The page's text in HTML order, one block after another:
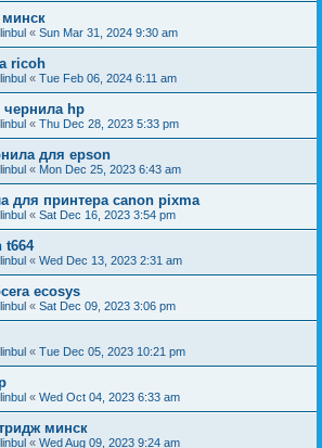
« Sun Mar 31, 2024 9:30 am
ricoh
« Tue Feb 06, 2024 6:11 am
hp
« Thu Dec 28, 2023 5:33 pm
для epson
« Mon Dec 25, 2023 6:43 am
для принтера canon pixma
« Sat Dec 16, 2023 3:54 pm
t664
« Wed Dec 13, 2023 2:31 am
ecosys
« Sat Dec 09, 2023 3:06 pm
« Tue Dec 05, 2023 10:21 pm
« Wed Oct 04, 2023 6:33 am
минск
« Wed Aug 09, 2023 9:24 am